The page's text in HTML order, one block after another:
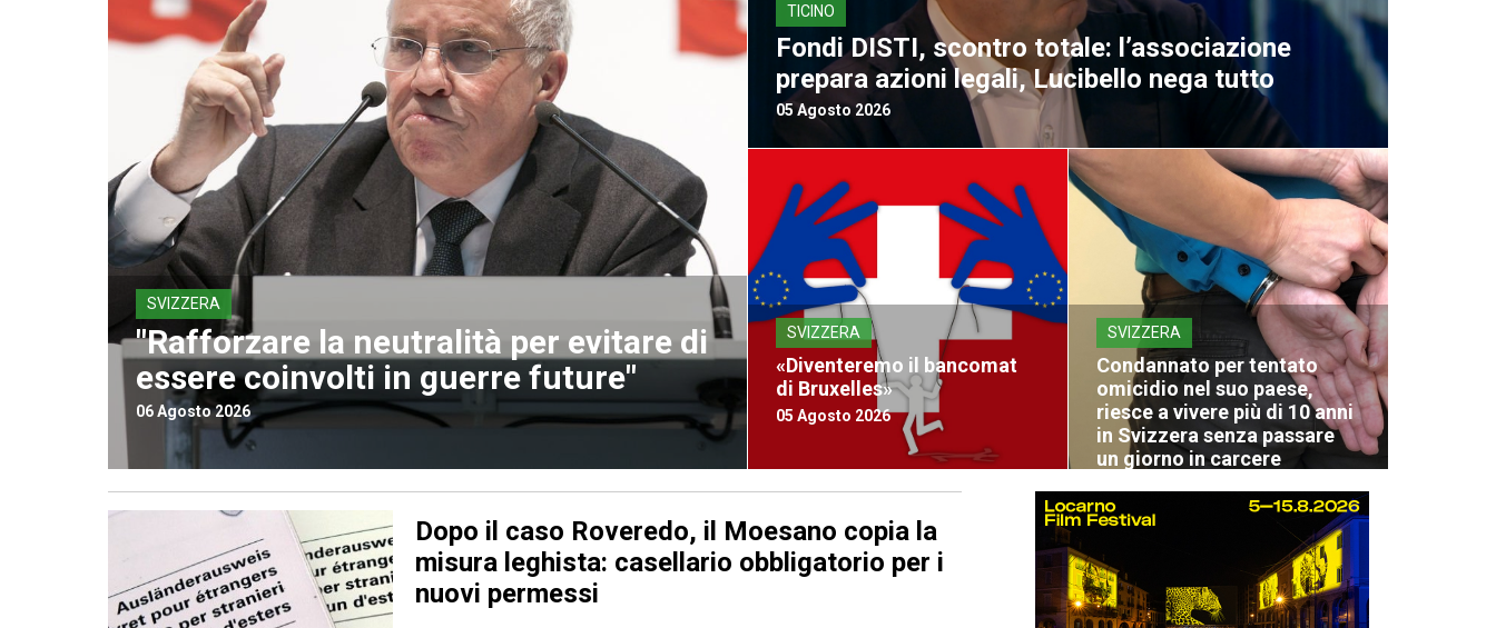
SVIZZERA
"Rafforzare la neutralità per evitare di
essere coinvolti in guerre future"
06 Agosto 2026
TICINO
Fondi DISTI, scontro totale: l’associazione
prepara azioni legali, Lucibello nega tutto
05 Agosto 2026
SVIZZERA
«Diventeremo il bancomat
di Bruxelles»
05 Agosto 2026
SVIZZERA
Condannato per tentato
omicidio nel suo paese,
riesce a vivere più di 10 anni
in Svizzera senza passare
un giorno in carcere
Dopo il caso Roveredo, il Moesano copia la
misura leghista: casellario obbligatorio per i
nuovi permessi